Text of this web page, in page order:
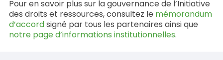
Pour en savoir plus sur la gouvernance de l’Initiative
des droits et ressources, consultez le mémorandum
d’accordsigné par tous les partenaires ainsi que
notre page d’informations institutionnelles.